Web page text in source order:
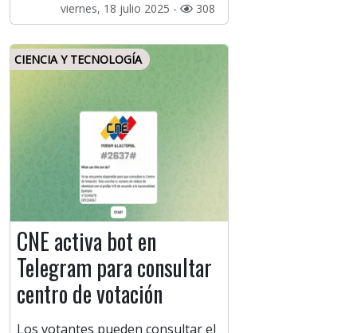
viernes, 18 julio 2025 - 308
CIENCIA Y TECNOLOGÍA
CNE activa bot en
Telegram para consultar
centro de votación
Los votantes pueden consultar el